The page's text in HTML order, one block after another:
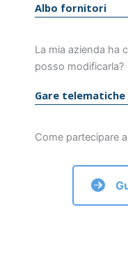
Albo fornitori
La mia azienda ha
posso modificarla?
Gare telematiche
Come partecipare